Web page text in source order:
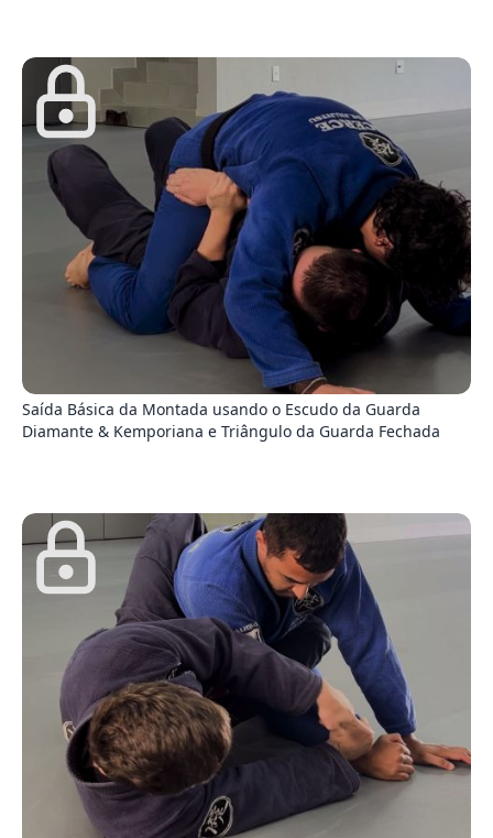
Saída Básica da Montada usando o Escudo da Guarda
Diamante & Kemporiana e Triângulo da Guarda Fechada